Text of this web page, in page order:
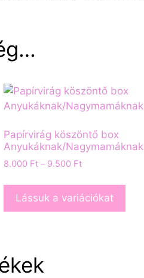
Papírvirág köszöntő box
Anyukáknak/Nagymamáknak
8.000 Ft – 9.500 Ft
Lássuk a variációkat